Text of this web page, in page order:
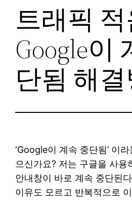
트래픽 적
Google이
단됨 해
‘Google이 계속 중단됨’ 이
으신가요? 저는 구글을 사용
안내창이 바로 계속 중단된
이유도 모르고 반복적으로